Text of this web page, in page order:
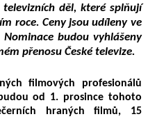
děl, které splňují
roce. Ceny jsou udíleny ve
budou vyhlášeny
přenosu České televize.
filmových profesionálů
od 1. prosince tohoto
hraných filmů, 15